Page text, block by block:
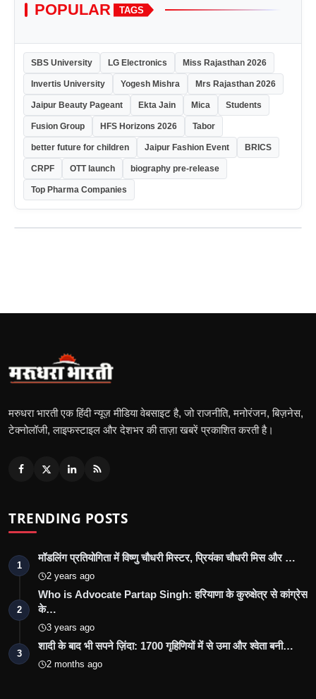
POPULAR TAGS
SBS University LG Electronics Miss Rajasthan 2026
Invertis University Yogesh Mishra Mrs Rajasthan 2026
Jaipur Beauty Pageant Ekta Jain Mica Students
Fusion Group HFS Horizons 2026 Tabor
better future for children Jaipur Fashion Event BRICS
CRPF OTT launch biography pre-release
Top Pharma Companies
मरुधरा भारती एक हिंदी न्यूज़ मीडिया वेबसाइट है, जो राजनीति, मनोरंजन, बिज़नेस,
टेक्नोलॉजी, लाइफस्टाइल और देशभर की ताज़ा खबरें प्रकाशित करती है।
TRENDING POSTS
1
मॉडलिंग प्रतियोगिता में विष्णु चौधरी मिस्टर, प्रियंका चौधरी मिस और …
2 years ago
2
Who is Advocate Partap Singh: हरियाणा के कुरुक्षेत्र से कांग्रेस
के…
3 years ago
3
शादी के बाद भी सपने ज़िंदा: 1700 गृहिणियों में से उमा और श्वेता बनी…
2 months ago